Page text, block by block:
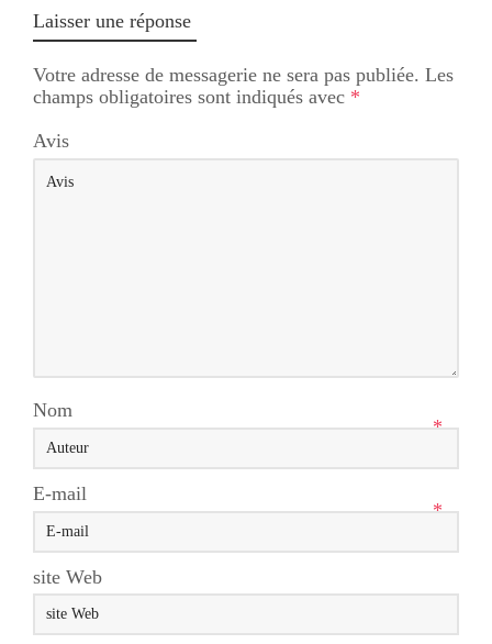
Laisser une réponse
Votre adresse de messagerie ne sera pas publiée. Les
champs obligatoires sont indiqués avec *
Avis
Nom
*
E-mail
*
site Web